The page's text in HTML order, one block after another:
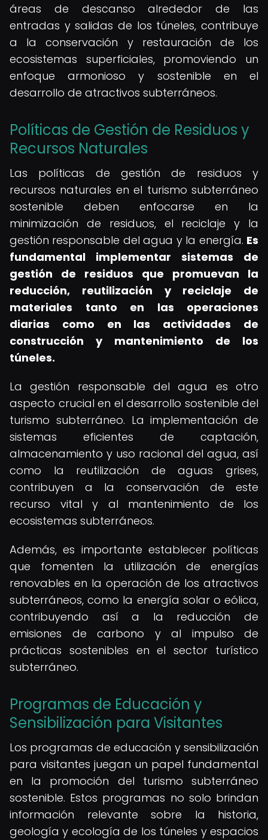
áreas de descanso alrededor de las
entradas y salidas de los túneles, contribuye
a la conservación y restauración de los
ecosistemas superficiales, promoviendo un
enfoque armonioso y sostenible en el
desarrollo de atractivos subterráneos.
Políticas de Gestión de Residuos y
Recursos Naturales
Las políticas de gestión de residuos y
recursos naturales en el turismo subterráneo
sostenible deben enfocarse en la
minimización de residuos, el reciclaje y la
gestión responsable del agua y la energía. Es
fundamental implementar sistemas de
gestión de residuos que promuevan la
reducción, reutilización y reciclaje de
materiales tanto en las operaciones
diarias como en las actividades de
construcción y mantenimiento de los
túneles.
La gestión responsable del agua es otro
aspecto crucial en el desarrollo sostenible del
turismo subterráneo. La implementación de
sistemas eficientes de captación,
almacenamiento y uso racional del agua, así
como la reutilización de aguas grises,
contribuyen a la conservación de este
recurso vital y al mantenimiento de los
ecosistemas subterráneos.
Además, es importante establecer políticas
que fomenten la utilización de energías
renovables en la operación de los atractivos
subterráneos, como la energía solar o eólica,
contribuyendo así a la reducción de
emisiones de carbono y al impulso de
prácticas sostenibles en el sector turístico
subterráneo.
Programas de Educación y
Sensibilización para Visitantes
Los programas de educación y sensibilización
para visitantes juegan un papel fundamental
en la promoción del turismo subterráneo
sostenible. Estos programas no solo brindan
información relevante sobre la historia,
geología y ecología de los túneles y espacios